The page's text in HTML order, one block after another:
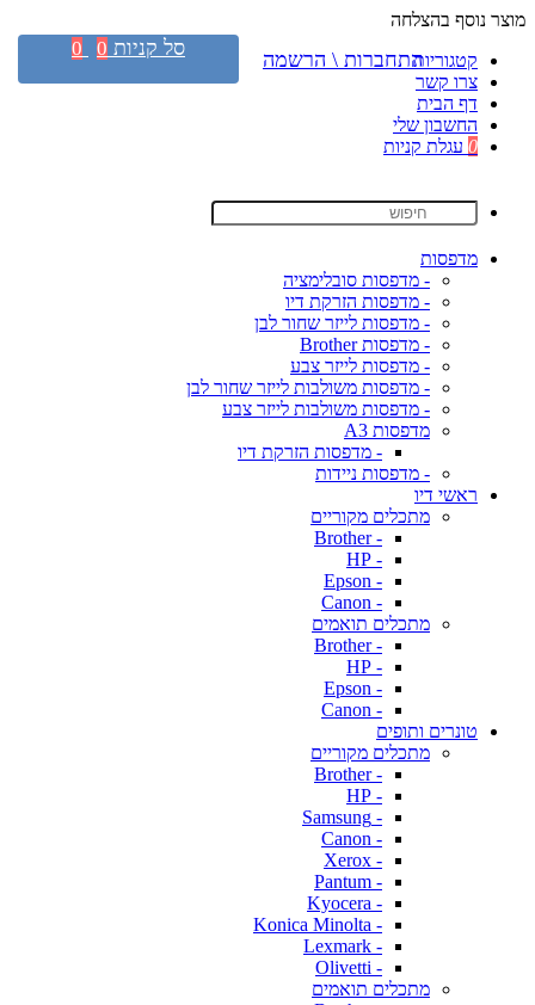
מוצר נוסף בהצלחה
קטגוריות
צרו קשר
דף הבית
החשבון שלי
0 עגלת קניות
מדפסות
- מדפסות סובלימציה
- מדפסות הזרקת דיו
- מדפסות לייזר שחור לבן
- מדפסות Brother
- מדפסות לייזר צבע
- מדפסות משולבות לייזר שחור לבן
- מדפסות משולבות לייזר צבע
מדפסות A3
- מדפסות הזרקת דיו
- מדפסות ניידות
ראשי דיו
מתכלים מקוריים
- Brother
- HP
- Epson
- Canon
מתכלים תואמים
- Brother
- HP
- Epson
- Canon
טונרים ותופים
מתכלים מקוריים
- Brother
- HP
- Samsung
- Canon
- Xerox
- Pantum
- Kyocera
- Konica Minolta
- Lexmark
- Olivetti
מתכלים תואמים
התחברות \ הרשמה סל קניות 0
0